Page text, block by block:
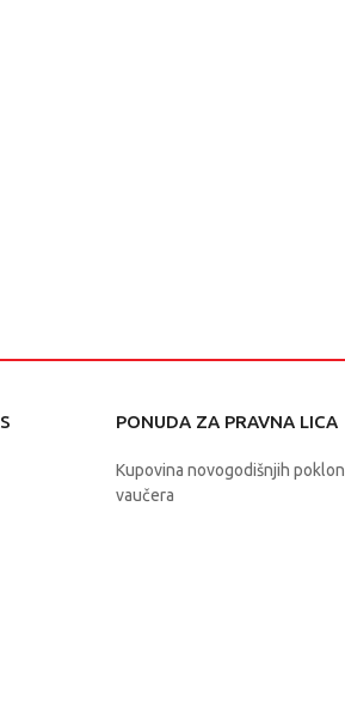
PONUDA ZA PRAVNA LICA
Kupovina novogodišnjih poklon
vaučera